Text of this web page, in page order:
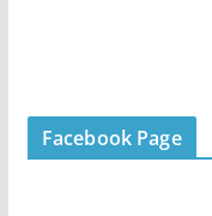
Facebook Page